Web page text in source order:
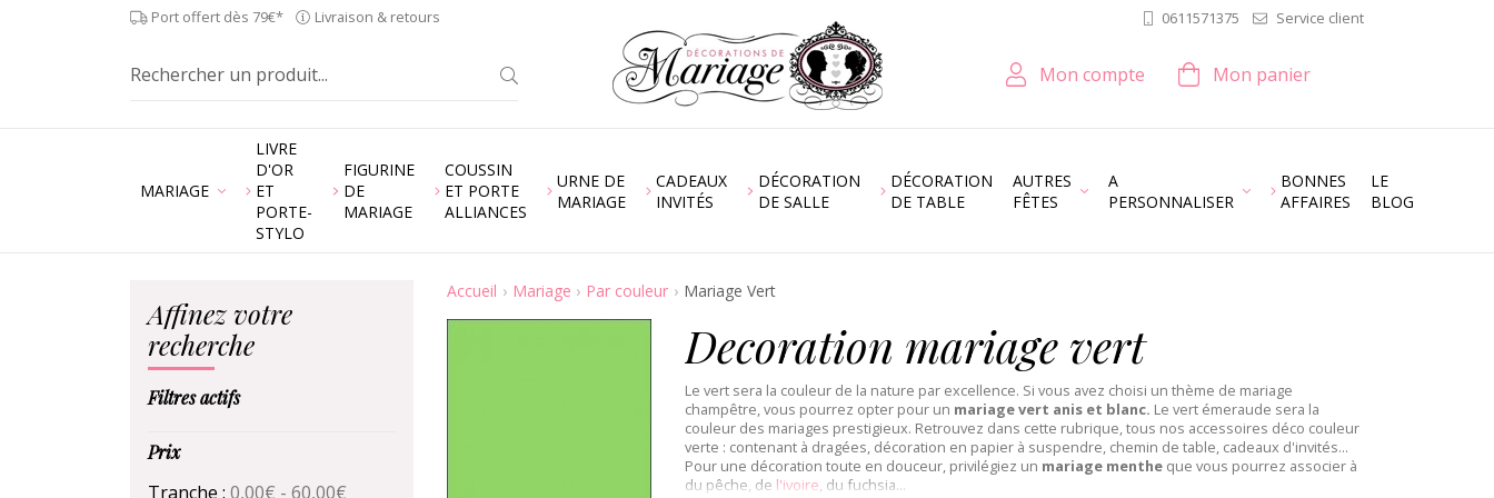
Port offert dès 79€* Livraison & retours 0611571375 Service client
Mon compte Mon panier
MARIAGE
LIVRE
D'OR
ET
PORTE-
STYLO
FIGURINE
DE
MARIAGE
COUSSIN
ET PORTE
ALLIANCES
URNE DE
MARIAGE
CADEAUX
INVITÉS
DÉCORATION
DE SALLE
DÉCORATION
DE TABLE
AUTRES
FÊTES
A
PERSONNALISER
BONNES
AFFAIRES
LE
BLOG
Affinez votre
recherche
Filtres actifs
Prix
Tranche : 0,00€ - 60,00€
Accueil Mariage Par couleur Mariage Vert
Decoration mariage vert
Le vert sera la couleur de la nature par excellence. Si vous avez choisi un thème de mariage
champêtre, vous pourrez opter pour un mariage vert anis et blanc. Le vert émeraude sera la
couleur des mariages prestigieux. Retrouvez dans cette rubrique, tous nos accessoires déco couleur
verte : contenant à dragées, décoration en papier à suspendre, chemin de table, cadeaux d'invités...
Pour une décoration toute en douceur, privilégiez un mariage mentheque vous pourrez associer à
du pêche, de l'ivoire, du fuchsia...